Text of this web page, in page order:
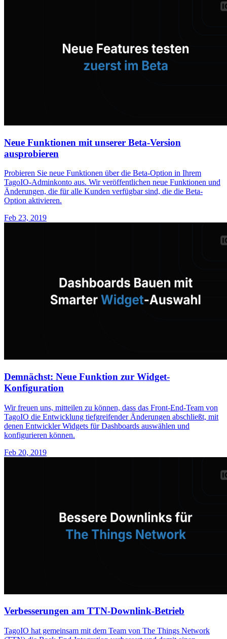
Neue Funktionen mit unserer Beta-Version
ausprobieren
Probieren Sie neue Funktionen über die Beta-Option in Ihrem
TagoIO-Adminkonto aus. Wir veröffentlichen neue Funktionen und
Änderungen, die für alle Kunden verfügbar sind, die die Beta-
Option aktivieren.
Feb 23, 2019
Demnächst: Neue Funktion zur Widget-
Konfiguration
Wir freuen uns, mitteilen zu können, dass das Front-End-Team von
TagoIO die Entwicklung tiefgreifender Änderungen abschließt, mit
denen Entwickler Widgets für Dashboards auswählen und
konfigurieren können.
Feb 20, 2019
Verbesserungen am TTN-Downlink-Betrieb
TagoIO hat gemeinsam mit dem Team von The Things Network